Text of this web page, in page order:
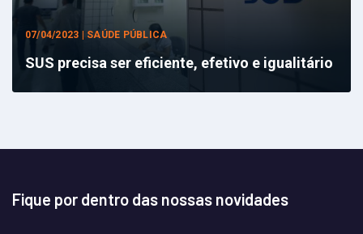
07/04/2023 | SAÚDE PÚBLICA
SUS precisa ser eficiente, efetivo e igualitário
Fique por dentro das nossas novidades